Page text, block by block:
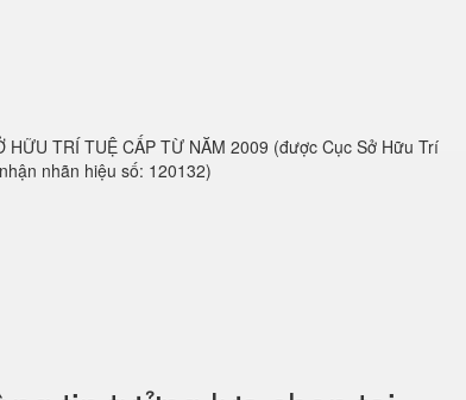
TRÍ TUỆ CẤP TỪ NĂM 2009 (được Cục Sở Hữu Trí
nhãn hiệu số: 120132)